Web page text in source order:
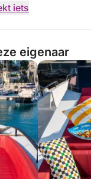
iets
eigenaar